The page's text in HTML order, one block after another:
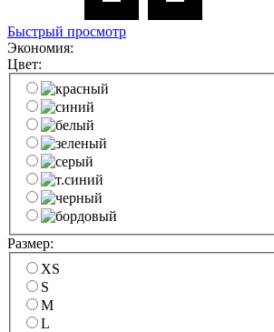
Быстрый просмотр
Экономия:
Цвет:
Размер:
XS
S
M
L